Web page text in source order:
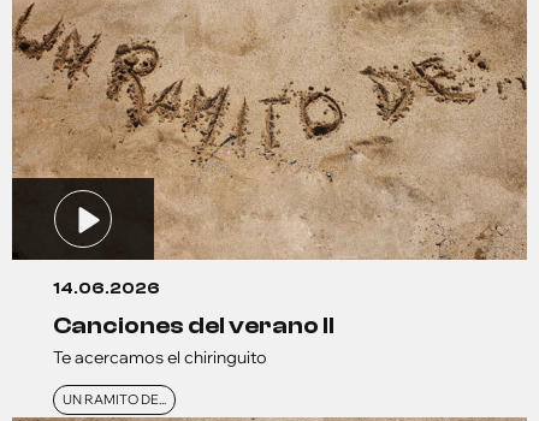
14.06.2026
canciones del verano ll
Te acercamos el chiringuito
UN RAMITO DE...